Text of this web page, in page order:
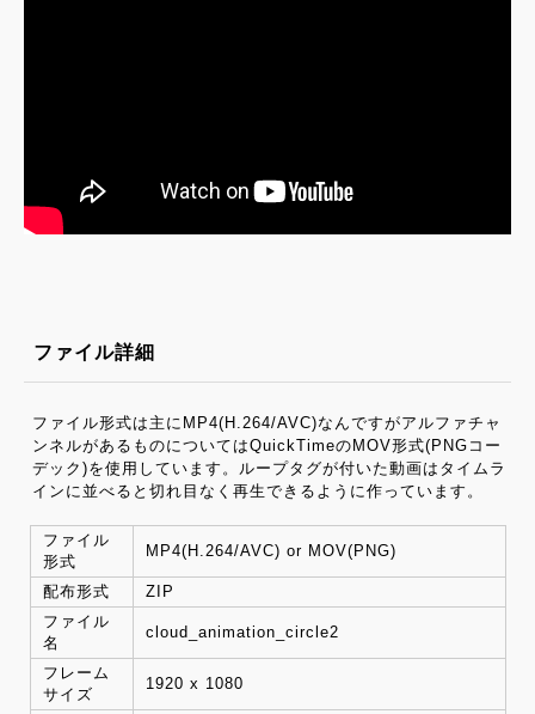
ファイル詳細
ファイル形式は主にMP4(H.264/AVC)なんですがアルファチャ
ンネルがあるものについてはQuickTimeのMOV形式(PNGコー
デック)を使用しています。ループタグが付いた動画はタイムラ
インに並べると切れ目なく再生できるように作っています。
ファイル
形式
MP4(H.264/AVC) or MOV(PNG)
配布形式
ZIP
ファイル
名
cloud_animation_circle2
フレーム
サイズ
1920 x 1080